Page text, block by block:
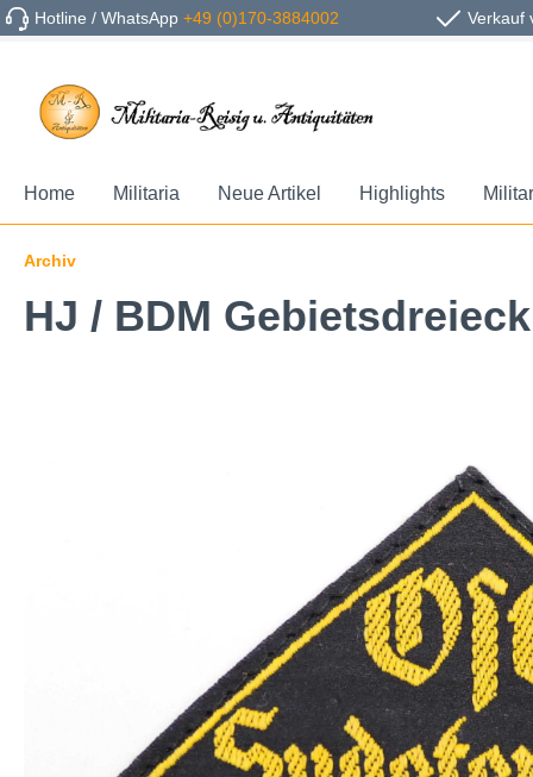
Hotline / WhatsApp+49 (0)170-3884002 Verkauf
Home Militaria Neue Artikel Highlights
Archiv
HJ / BDM